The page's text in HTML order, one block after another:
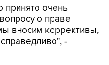
принято очень
о праве
вносим коррективы,
-